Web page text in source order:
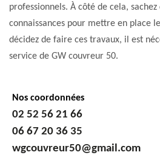
professionnels. À côté de cela,
connaissances pour mettre en place
décidez de faire ces travaux, il est
service de GW couvreur 50.
Nos coordonnées
02 52 56 21 66
06 67 20 36 35
wgcouvreur50@gmail.com